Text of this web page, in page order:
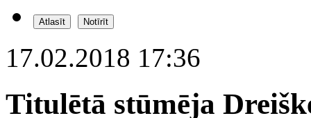
17.02.2018 17:36
Titulētā stūmēja